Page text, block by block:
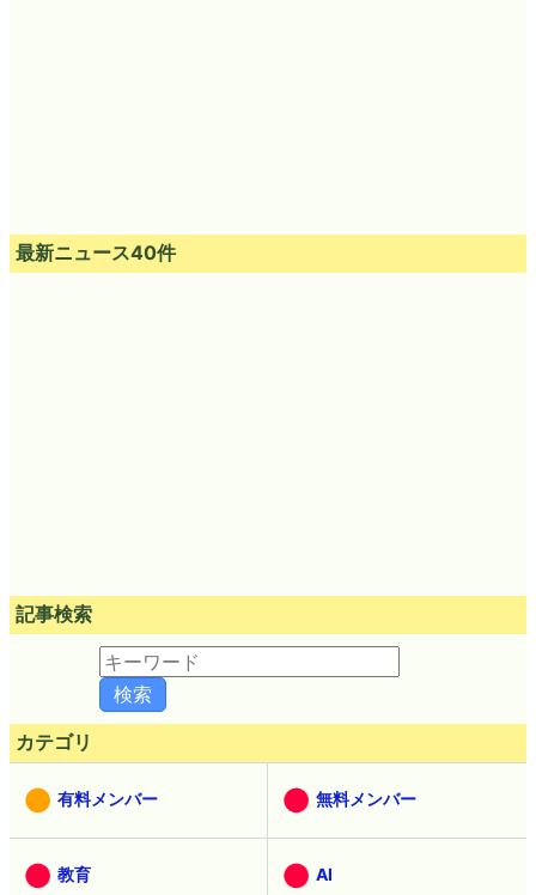
最新ニュース40件
記事検索
カテゴリ
有料メンバー 無料メンバー
教育 AI